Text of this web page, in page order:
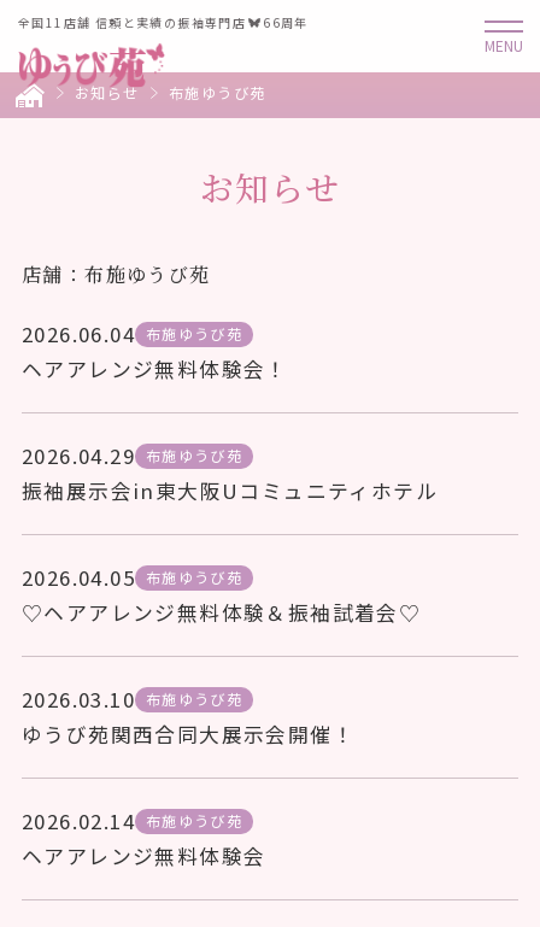
全国11店舗 信頼と実績の振袖専門店 66周年
お知らせ 布施ゆうび苑
お知らせ
店舗：布施ゆうび苑
2026.06.04 布施ゆうび苑
ヘアアレンジ無料体験会！
2026.04.29 布施ゆうび苑
振袖展示会in東大阪Uコミュニティホテル
2026.04.05 布施ゆうび苑
♡ヘアアレンジ無料体験＆振袖試着会♡
2026.03.10 布施ゆうび苑
ゆうび苑関西合同大展示会開催！
2026.02.14 布施ゆうび苑
ヘアアレンジ無料体験会